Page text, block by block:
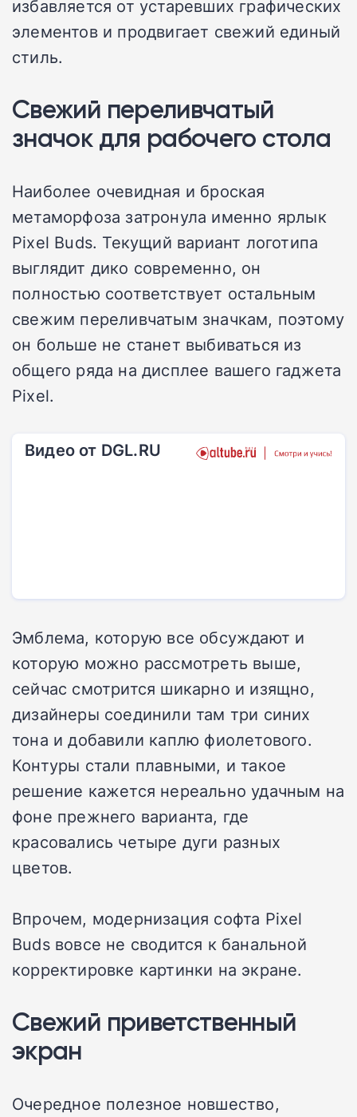
избавляется от устаревших графических
элементов и продвигает свежий единый
стиль.
Свежий переливчатый
значок для рабочего стола
Наиболее очевидная и броская
метаморфоза затронула именно ярлык
Pixel Buds. Текущий вариант логотипа
выглядит дико современно, он
полностью соответствует остальным
свежим переливчатым значкам, поэтому
он больше не станет выбиваться из
общего ряда на дисплее вашего гаджета
Pixel.
Видео от DGL.RU
Эмблема, которую все обсуждают и
которую можно рассмотреть выше,
сейчас смотрится шикарно и изящно,
дизайнеры соединили там три синих
тона и добавили каплю фиолетового.
Контуры стали плавными, и такое
решение кажется нереально удачным на
фоне прежнего варианта, где
красовались четыре дуги разных
цветов.
Впрочем, модернизация софта Pixel
Buds вовсе не сводится к банальной
корректировке картинки на экране.
Свежий приветственный
экран
Очередное полезное новшество,